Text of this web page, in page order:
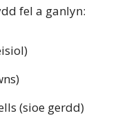
fel a ganlyn:
(sioe gerdd)